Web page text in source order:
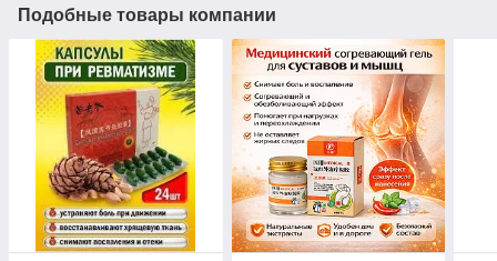
Подобные товары компании